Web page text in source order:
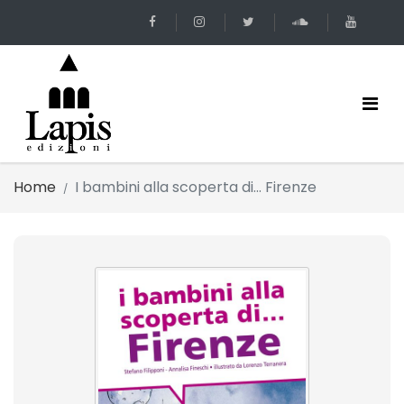
Home I bambini alla scoperta di... Firenze